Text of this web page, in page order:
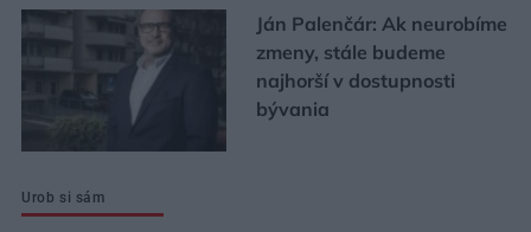
Ján Palenčár: Ak neurobíme
zmeny, stále budeme
najhorší v dostupnosti
bývania
Urob si sám